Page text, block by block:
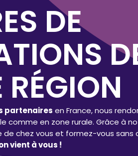
DE
partenaires en France, nous
comme en zone rurale. Grâce à
de chez vous et formez-vous sans
vient à vous !